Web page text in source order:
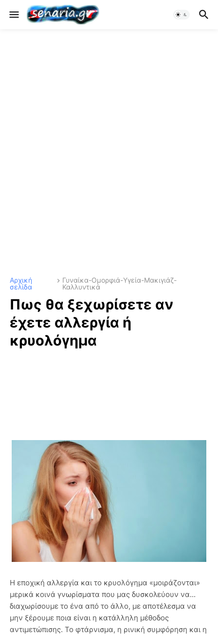
Αρχική
σελίδα
Γυναίκα-Ομορφιά-Υγεία-Μακιγιάζ-
Καλλυντικά
Πως θα ξεχωρίσετε αν
έχετε αλλεργία ή
κρυολόγημα
Η εποχική αλλεργία και το κρυολόγημα «μοιράζονται»
μερικά κοινά γνωρίσματα που μας δυσκολεύουν να...
διαχωρίσουμε το ένα από το άλλο, με αποτέλεσμα να
μην ξέρουμε ποια είναι η κατάλληλη μέθοδος
αντιμετώπισης. Το φτάρνισμα, η ρινική συμφόρηση και η